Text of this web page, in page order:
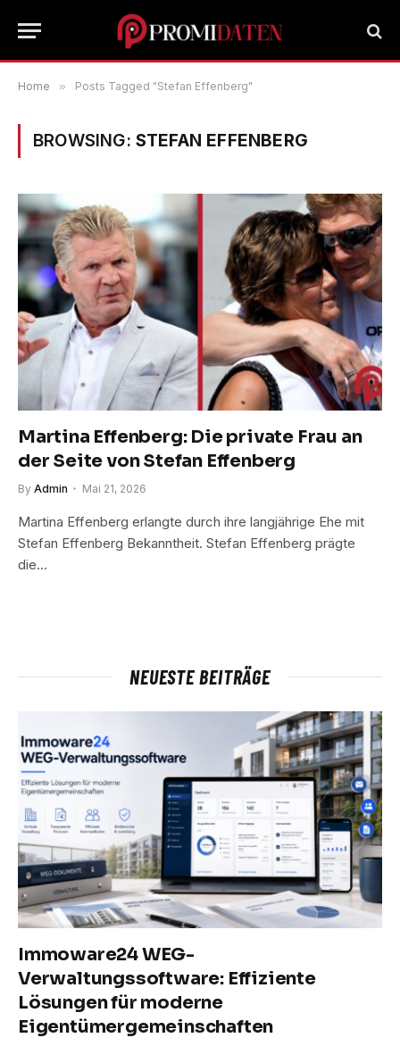
Home » Posts Tagged "Stefan Effenberg"
BROWSING: STEFAN EFFENBERG
Martina Effenberg: Die private Frau an
der Seite von Stefan Effenberg
By Admin Mai 21, 2026
Martina Effenberg erlangte durch ihre langjährige Ehe mit
Stefan Effenberg Bekanntheit. Stefan Effenberg prägte
die…
NEUESTE BEITRÄGE
Immoware24 WEG-
Verwaltungssoftware: Effiziente
Lösungen für moderne
Eigentümergemeinschaften